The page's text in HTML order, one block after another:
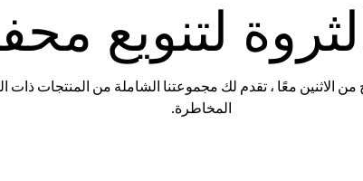
لتنويع
من الاثنين معًا ، تقدم لك مجموعتنا الشاملة من المنتجات
المخاطرة.